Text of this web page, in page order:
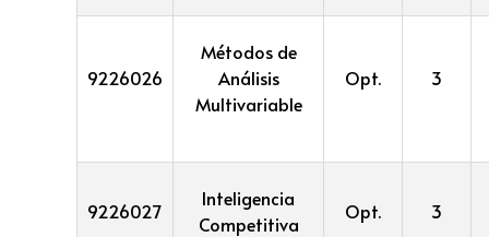
9226026
Métodos de
Análisis
Multivariable
Opt. 3
9226027
Inteligencia
Competitiva
Opt. 3